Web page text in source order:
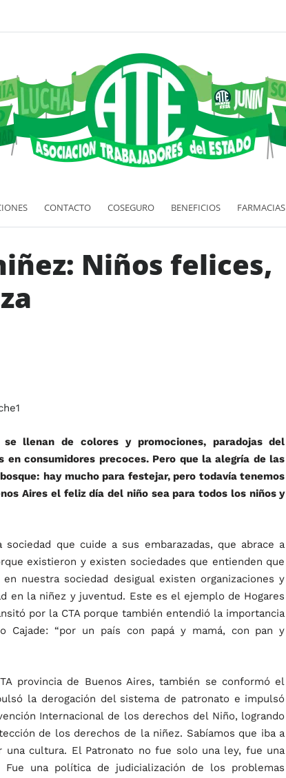
CONTACTO COSEGURO BENEFICIOS FARMACIAS
Niños felices,
llenan de colores y promociones, paradojas del
consumidores precoces. Pero que la alegría de las
hay mucho para festejar, pero todavía tenemos
Aires el feliz día del niño sea para todos los niños y
que cuide a sus embarazadas, que abrace a
existieron y existen sociedades que entienden que
nuestra sociedad desigual existen organizaciones y
en la niñez y juventud. Este es el ejemplo de Hogares
por la CTA porque también entendió la importancia
Cajade: “por un país con papá y mamá, con pan y
provincia de Buenos Aires, también se conformó el
la derogación del sistema de patronato e impulsó
Internacional de los derechos del Niño, logrando
de los derechos de la niñez. Sabíamos que iba a
cultura. El Patronato no fue solo una ley, fue una
una política de judicialización de los problemas